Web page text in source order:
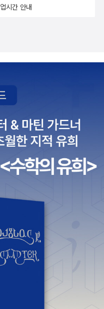
열심히 도와주었어요. 루이
, 좋아하는 노래를 부를 수도
해할 수 없었던 수학 문제도
다는 사실까지 알게 되었죠.
깨우쳐가는 루이스의 용기있
제 앞으로 루이스는 자신이
지 않을 거에요.아이가 학교
명 되지도 않는 학급 아이들 중
불쑥 말을 하거나 이리저리
아있는 것 또한 창의성에 저해
정말 선생님 말씀을 잘 듣고
는 면도 없지 않습니다. 그래
. 때와 장소를 가려서 신나게
수 있게 된 루이스가요. 한
참 좋겠다는 생각을 했습니
합심하여 적당한 수다쟁이로
을 것 같다. 사실 아이보다 내
시리즈 세트 - 전30권 가나출
^^나무 꼭대기 까치네 집
택 시/ 노래처럼 살고 싶어
보책 1권)권정생 시- 백창우
을텐데 고민이 되는 책이다.
화책들이다. 역시나 참 좋은
는 도감류도 참 마음에 드는
말 재미있는 도감일 것 같아
^^동화로 워낙 유명한 <헨젤
, 표지 그림이 무척 인상적이
인전도 많이 나와있다. 그 중
' 목사님의 책들은 언제나 반
시간 안내